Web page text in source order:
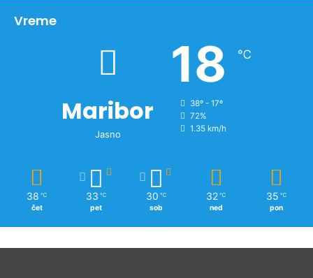
vVreme
Maribor
Jasno
18 ℃
38º - 17º
72%
1.35 km/h
38 ℃
čet
33 ℃
pet
30 ℃
sob
32 ℃
ned
35 ℃
pon